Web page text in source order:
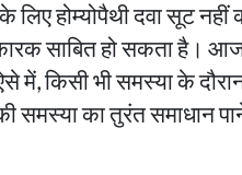
होम्योपैथी दवा सूट
साबित हो सकता है।
में, किसी भी समस्या के
समस्या का तुरंत समाधान